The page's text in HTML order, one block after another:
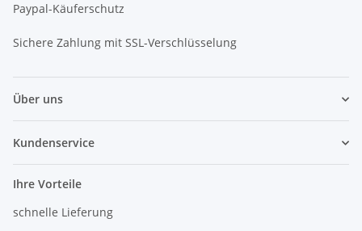
Paypal-Käuferschutz
Sichere Zahlung mit SSL-Verschlüsselung
Über uns
Kundenservice
Ihre Vorteile
schnelle Lieferung